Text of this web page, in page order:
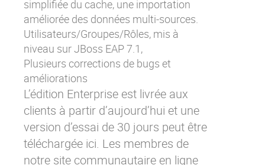
simplifiée du cache, une importation
améliorée des données multi-sources.
Utilisateurs/Groupes/Rôles, mis à
niveau sur JBoss EAP 7.1,
Plusieurs corrections de bugs et
améliorations
L’édition Enterprise est livrée aux
clients à partir d’aujourd’hui et une
version d’essai de 30 jours peut être
téléchargée ici. Les membres de
notre site communautaire en ligne